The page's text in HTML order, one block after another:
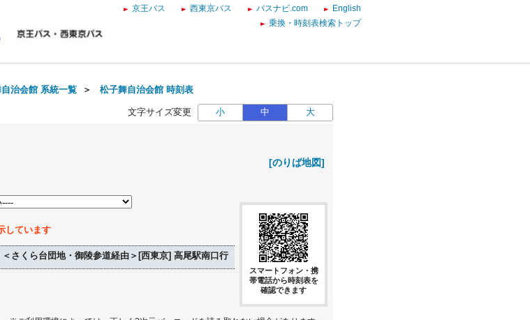
京王バス 西東京バス バスナビ.com
English
乗換・時刻表検索トップ
治会館 系統一覧 ＞ 松子舞自治会館 時刻表
文字サイズ変更 小 中 大
[のりば地図]
しています
＜さくら台団地・御陵参道経由＞[西東京] 高尾駅南口行
スマートフォン・携
帯電話から時刻表を
確認できます